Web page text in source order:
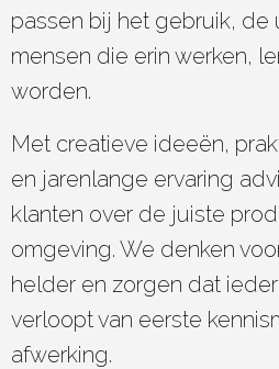
passen bij het gebruik, de
mensen die erin werken,
worden.
Met creatieve ideeën,
en jarenlange ervaring
klanten over de juiste
omgeving. We denken
helder en zorgen dat
verloopt van eerste
afwerking.